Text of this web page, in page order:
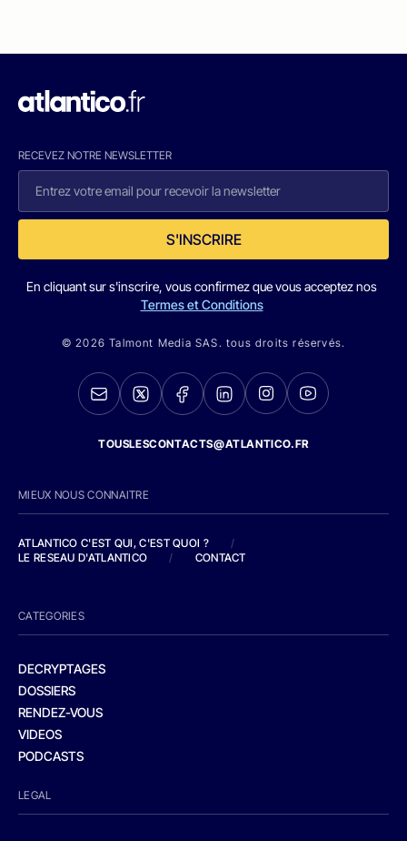
RECEVEZ NOTRE NEWSLETTER
S'INSCRIRE
En cliquant sur s'inscrire, vous confirmez que vous acceptez nos
Termes et Conditions
© 2026 Talmont Media SAS. tous droits réservés.
TOUSLESCONTACTS@ATLANTICO.FR
MIEUX NOUS CONNAITRE
ATLANTICO C'EST QUI, C'EST QUOI ?
/
LE RESEAU D'ATLANTICO
/ CONTACT
CATEGORIES
DECRYPTAGES
DOSSIERS
RENDEZ-VOUS
VIDEOS
PODCASTS
LEGAL